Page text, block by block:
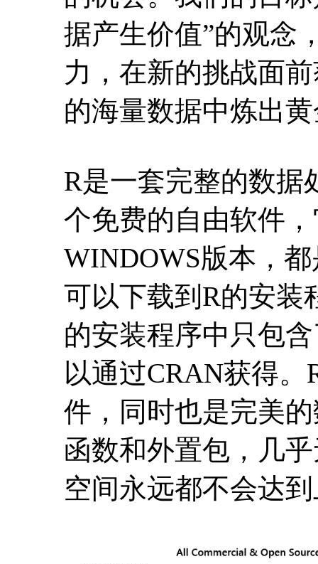
据产生价值”的观念
力，在新的挑战面
的海量数据中炼出
R是一套完整的数据
个免费的自由软件
WINDOWS版本，
可以下载到R的安装
的安装程序中只包
以通过CRAN获得
件，同时也是完美
函数和外置包，几
空间永远都不会达